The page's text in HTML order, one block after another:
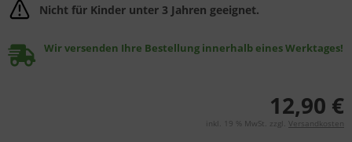
Nicht für Kinder unter 3 Jahren geeignet.
Wir versenden Ihre Bestellung innerhalb eines Werktages!
12,90 €
inkl. 19 % MwSt. zzgl. Versandkosten